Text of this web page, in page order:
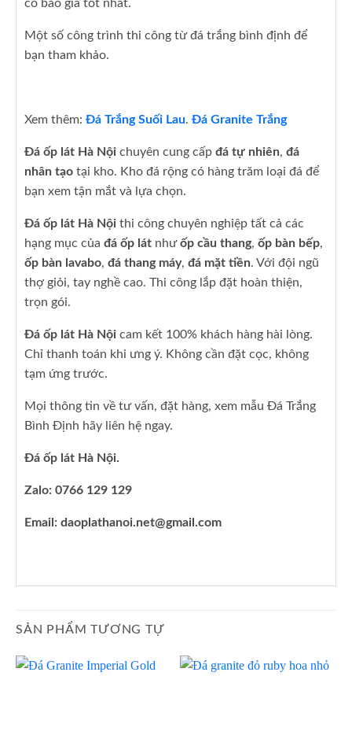
có báo giá tốt nhất.
Một số công trình thi công từ đá trắng bình định để
bạn tham khảo.
Xem thêm: Đá Trắng Suối Lau. Đá Granite Trắng
Đá ốp lát Hà Nội chuyên cung cấp đá tự nhiên, đá
nhân tạo tại kho. Kho đá rộng có hàng trăm loại đá để
bạn xem tận mắt và lựa chọn.
Đá ốp lát Hà Nội thi công chuyên nghiệp tất cả các
hạng mục của đá ốp lát nhưốp cầu thang, ốp bàn bếp,
ốp bàn lavabo, đá thang máy, đá mặt tiền. Với đội ngũ
thợ giỏi, tay nghề cao. Thi công lắp đặt hoàn thiện,
trọn gói.
Đá ốp lát Hà Nội cam kết 100% khách hàng hài lòng.
Chỉ thanh toán khi ưng ý. Không cần đặt cọc, không
tạm ứng trước.
Mọi thông tin về tư vấn, đặt hàng, xem mẫu Đá Trắng
Bình Định hãy liên hệ ngay.
Đá ốp lát Hà Nội.
Zalo: 0766 129 129
Email: daoplathanoi.net@gmail.com
SẢN PHẨM TƯƠNG TỰ